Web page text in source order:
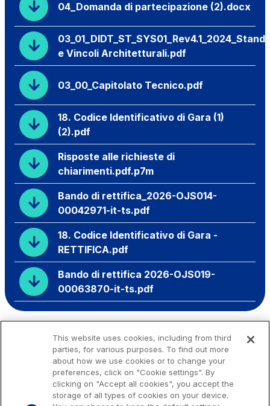
04_Domanda di partecipazione (2).docx
e Vincoli Architetturali.pdf
03_00_Capitolato Tecnico.pdf
18. Codice Identificativo di Gara (1)
(2).pdf
Risposte alle richieste di
chiarimenti.pdf.p7m
Bando di rettifica_2026-OJS014-
00042971-it-ts.pdf
18. Codice Identificativo di Gara -
RETTIFICA.pdf
Bando di rettifica 2026-OJS019-
00063870-it-ts.pdf
This website uses cookies, including from third
parties, for various purposes. To find out more
about how we use cookies or to change your
preferences, click on "Cookie settings". By
clicking on "Accept all cookies", you accept the
storage of all types of cookies on your device.